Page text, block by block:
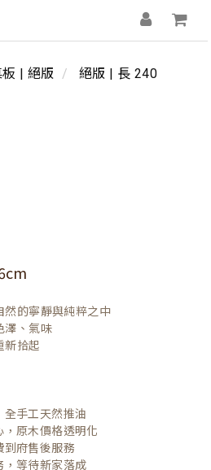
| 絕版 絕版 | 長 240
然的寧靜與純粹之中
澤、氣味
新拾起
手工天然推油
原木價格透明化
府售後服務
等待新家落成